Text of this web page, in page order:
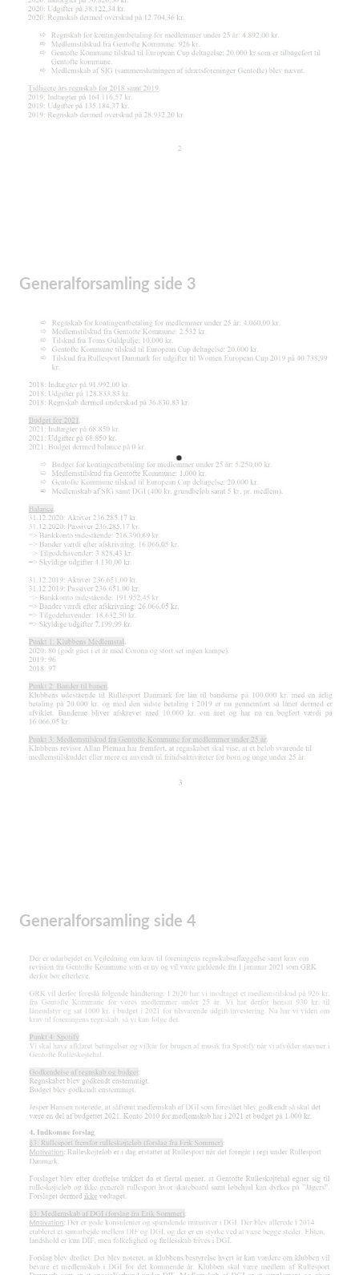
Generalforsamling side 3
Generalforsamling side 4